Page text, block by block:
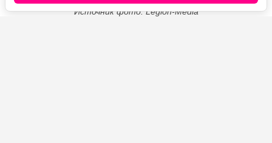
Источник фото: Legion-Media